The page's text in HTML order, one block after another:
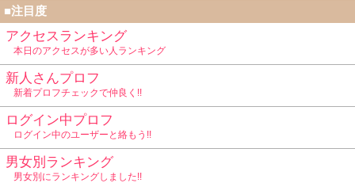
■注目度
アクセスランキング
本日のアクセスが多い人ランキング
新人さんプロフ
新着プロフチェックで仲良く!!
ログイン中プロフ
ログイン中のユーザーと絡もう!!
男女別ランキング
男女別にランキングしました!!